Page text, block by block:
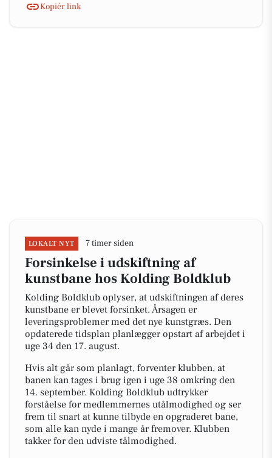
Kopiér link
LOKALT NYT 7 timer siden
Forsinkelse i udskiftning af
kunstbane hos Kolding Boldklub
Kolding Boldklub oplyser, at udskiftningen af deres
kunstbane er blevet forsinket. Årsagen er
leveringsproblemer med det nye kunstgræs. Den
opdaterede tidsplan planlægger opstart af arbejdet i
uge 34 den 17. august.
Hvis alt går som planlagt, forventer klubben, at
banen kan tages i brug igen i uge 38 omkring den
14. september. Kolding Boldklub udtrykker
forståelse for medlemmernes utålmodighed og ser
frem til snart at kunne tilbyde en opgraderet bane,
som alle kan nyde i mange år fremover. Klubben
takker for den udviste tålmodighed.